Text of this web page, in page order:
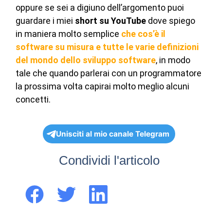
oppure se sei a digiuno dell’argomento puoi
guardare i miei short su YouTube dove spiego
in maniera molto semplice che cos’è il
software su misura e tutte le varie definizioni
del mondo dello sviluppo software, in modo
tale che quando parlerai con un programmatore
la prossima volta capirai molto meglio alcuni
concetti.
Unisciti al mio canale Telegram
Condividi l'articolo